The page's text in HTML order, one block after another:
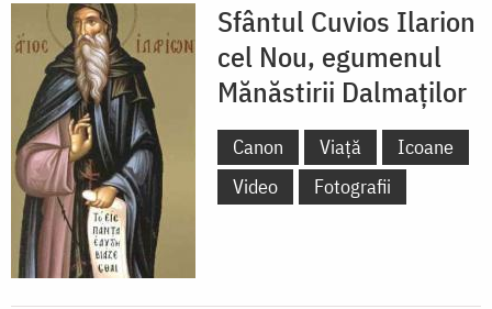
Sfântul Cuvios Ilarion
cel Nou, egumenul
Mănăstirii Dalmaților
Canon Viață
Icoane
Video
Fotografii